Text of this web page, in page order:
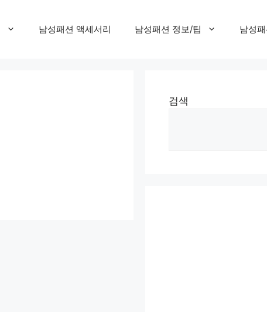
남성패션 액세서리 남성패션 정보/팁 남성
검색